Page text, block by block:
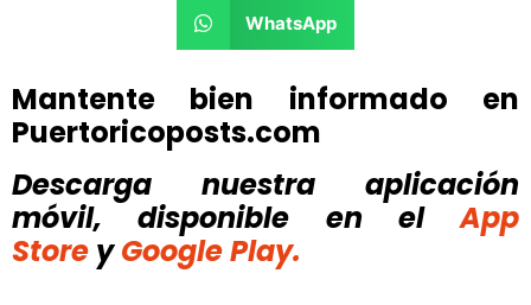
WhatsApp
Mantente bien informado en
Puertoricoposts.com
Descarga nuestra aplicación
móvil, disponible
en el
App
Store y Google Play.